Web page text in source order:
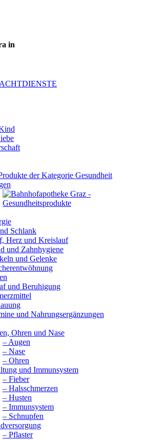
in
der Kategorie Gesundheit
Schlank
Herz und Kreislauf
und Zahnhygiene
und Gelenke
und Beruhigung
und Nahrungsergänzungen
Ohren und Nase
– Augen
– Nase
– Ohren
und Immunsystem
– Fieber
– Halsschmerzen
– Husten
– Immunsystem
– Schnupfen
– Pflaster